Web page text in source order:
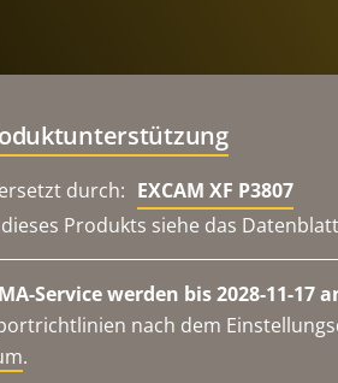
durch: EXCAM XF P3807
Produkts siehe das
Service werden bis 2028-11-17
nach dem
.